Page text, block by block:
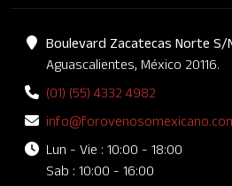
Boulevard Zacatecas Norte S/
Aguascalientes, México 20116.
(01) (55) 4332 4982
Lun - Vie : 10:00 - 18:00
Sab : 10:00 - 16:00